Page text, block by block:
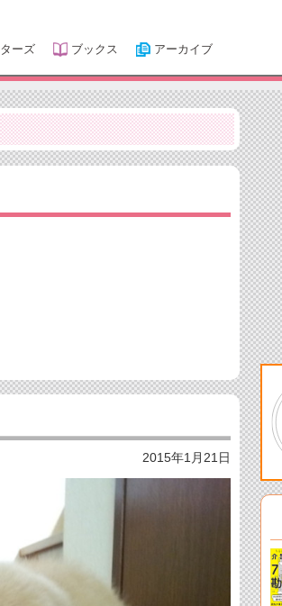
ーズ ブックス アーカイブ
2015年1月21日